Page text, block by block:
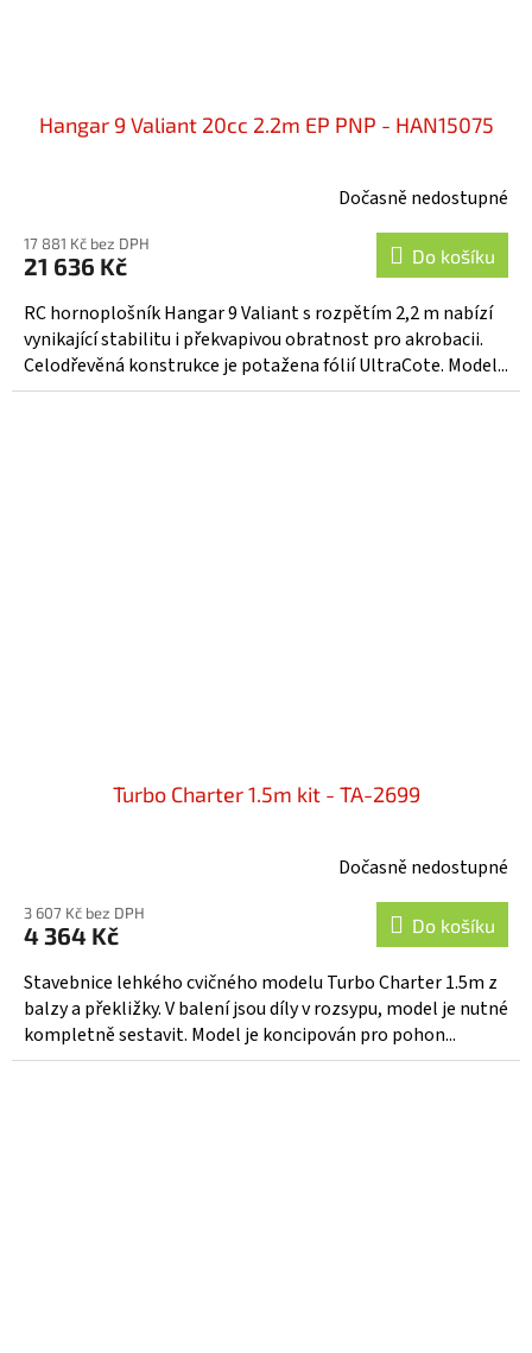
Hangar 9 Valiant 20cc 2.2m EP PNP - HAN15075
Dočasně nedostupné
17 881 Kč bez DPH
21 636 Kč Do košíku
RC hornoplošník Hangar 9 Valiant s rozpětím 2,2 m nabízí
vynikající stabilitu i překvapivou obratnost pro akrobacii.
Celodřevěná konstrukce je potažena fólií UltraCote. Model...
Turbo Charter 1.5m kit - TA-2699
Dočasně nedostupné
3 607 Kč bez DPH
4 364 Kč Do košíku
Stavebnice lehkého cvičného modelu Turbo Charter 1.5m z
balzy a překližky. V balení jsou díly v rozsypu, model je nutné
kompletně sestavit. Model je koncipován pro pohon...